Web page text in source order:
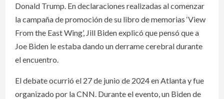
Donald Trump. En declaraciones realizadas al comenzar
la campaña de promoción de su libro de memorias ‘View
From the East Wing’, Jill Biden explicó que pensó que a
Joe Biden le estaba dando un derrame cerebral durante
el encuentro.
El debate ocurrió el 27 de junio de 2024 en Atlanta y fue
organizado por la CNN. Durante el evento, un Biden de